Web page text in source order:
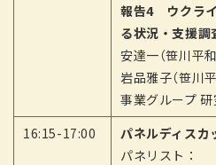
報告4 ウクラ
る状況・支援調
安達一（笹川平
岩品雅子（笹川
事業グループ 研
16:15-17:00
パネルディスカ
パネリスト：